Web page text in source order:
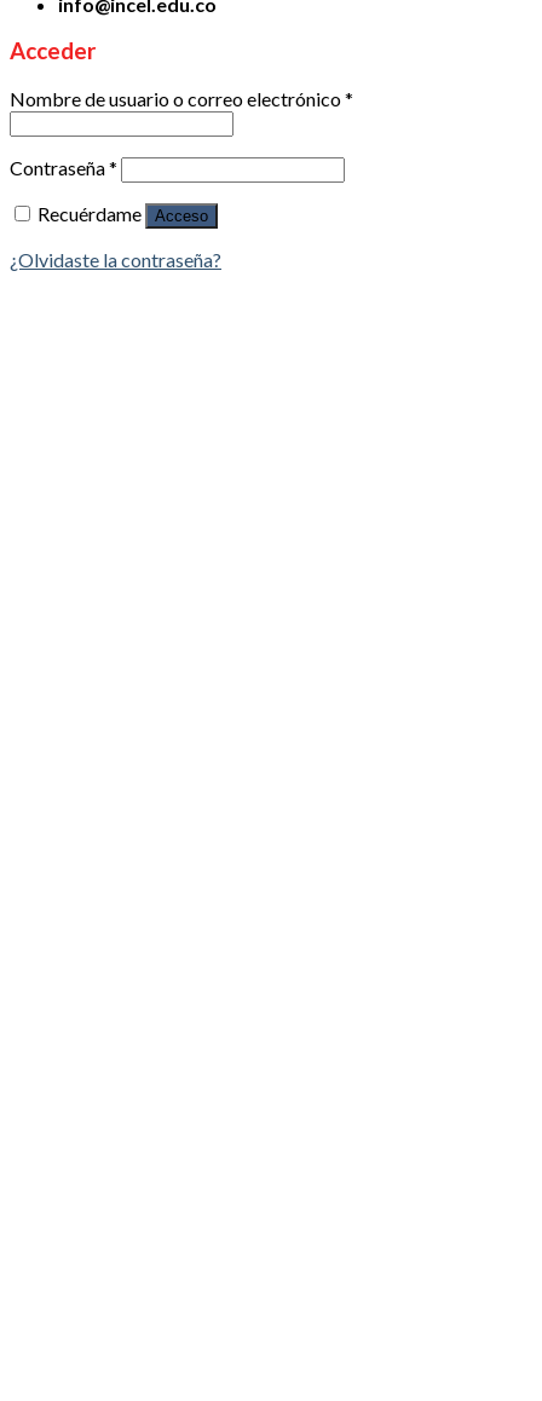
Acceder
Nombre de usuario o correo electrónico*
Contraseña*
Recuérdame
Acceso
¿Olvidaste la contraseña?